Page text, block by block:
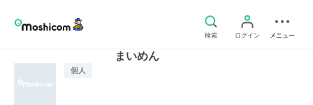
検索 ログイン メニュー
個人
まいめん